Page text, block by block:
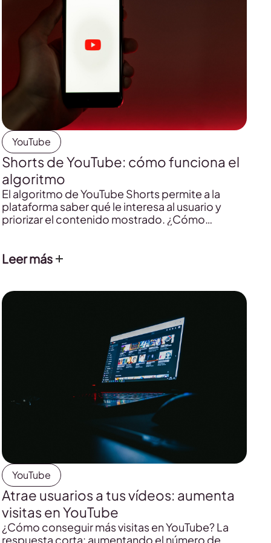
YouTube
Shorts de YouTube: cómo funciona el
algoritmo
El algoritmo de YouTube Shorts permite a la
plataforma saber qué le interesa al usuario y
priorizar el contenido mostrado. ¿Cómo
Leer más
YouTube
Atrae usuarios a tus vídeos: aumenta
visitas en YouTube
¿Cómo conseguir más visitas en YouTube? La
respuesta corta: aumentando el número de